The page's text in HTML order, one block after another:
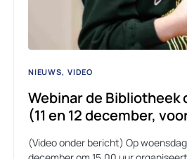
NIEUWS VIDEO
Webinar de Bibliotheek
(11 en 12 december,
(Video onder bericht) Op woensdag